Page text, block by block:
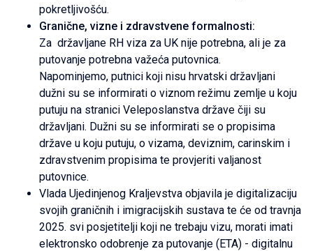
pokretljivošću.
Granične, vizne i zdravstvene formalnosti:
Za državljane RH viza za UK nije potrebna, ali je za
putovanje potrebna važeća putovnica.
Napominjemo, putnici koji nisu hrvatski državljani
dužni su se informirati o viznom režimu zemlje u koju
putuju na stranici Veleposlanstva države čiji su
državljani. Dužni su se informirati se o propisima
države u koju putuju, o vizama, deviznim, carinskim i
zdravstvenim propisima te provjeriti valjanost
putovnice.
Vlada Ujedinjenog Kraljevstva objavila je digitalizaciju
svojih graničnih i imigracijskih sustava te će od travnja
2025. svi posjetitelji koji ne trebaju vizu, morati imati
elektronsko odobrenje za putovanje (ETA) - digitalnu